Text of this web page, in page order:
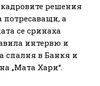
решения
а
се сринаха
интервю и
спалня в Банкя и
„Мата Хари“.